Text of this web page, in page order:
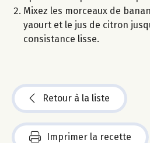
Mixez les morceaux de
yaourt et le jus de citron
consistance lisse.
Retour à la liste
Imprimer la recette